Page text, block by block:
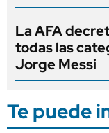
La AFA
todas las
Jorge Messi
Te puede